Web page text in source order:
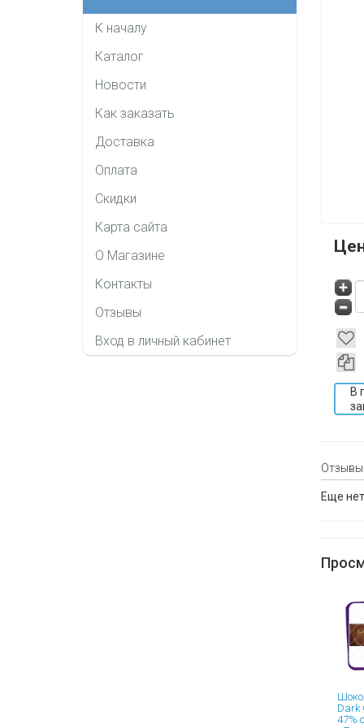
К началу
Каталог
Новости
Как заказать
Доставка
Оплата
Скидки
Карта сайта
О Магазине
Контакты
Отзывы
Вход в личный кабинет
В
Отзывы
Еще
Dark
47%